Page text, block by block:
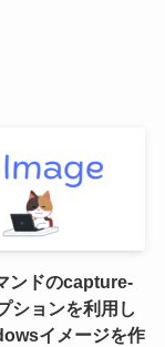
ンドのcapture-
ションを利用し
イメージを作